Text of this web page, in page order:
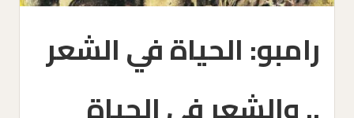
رامبو: الحياة في الشعر